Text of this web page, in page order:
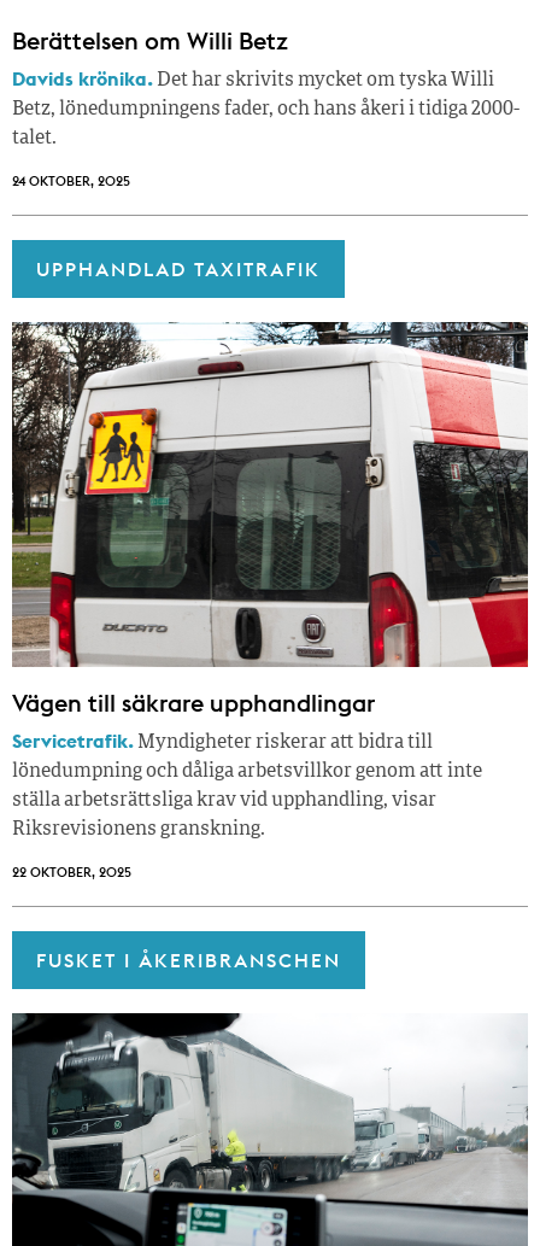
Berättelsen om Willi Betz
Davids krönika. Det har skrivits mycket om tyska Willi
Betz, lönedumpningens fader, och hans åkeri i tidiga 2000-
talet.
24 OKTOBER, 2025
UPPHANDLAD TAXITRAFIK
Vägen till säkrare upphandlingar
Servicetrafik. Myndigheter riskerar att bidra till
lönedumpning och dåliga arbetsvillkor genom att inte
ställa arbetsrättsliga krav vid upphandling, visar
Riksrevisionens granskning.
22 OKTOBER, 2025
FUSKET I ÅKERIBRANSCHEN